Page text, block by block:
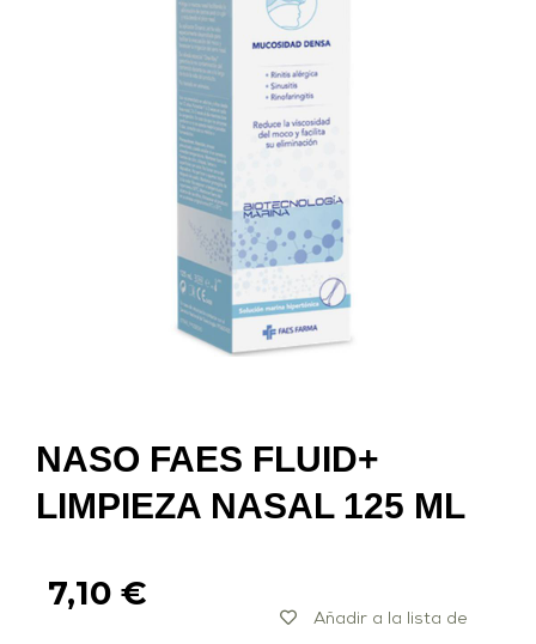
NASO FAES FLUID+
LIMPIEZA NASAL 125 ML
7,10 €
Añadir a la lista de